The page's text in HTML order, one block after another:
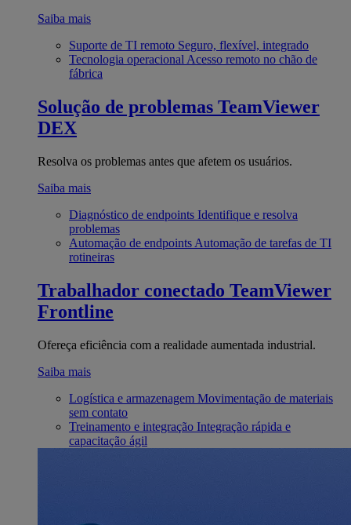
Saiba mais
Suporte de TI remoto Seguro, flexível, integrado
Tecnologia operacional Acesso remoto no chão de
fábrica
Solução de problemas TeamViewer
DEX
Resolva os problemas antes que afetem os usuários.
Saiba mais
Diagnóstico de endpoints Identifique e resolva
problemas
Automação de endpoints Automação de tarefas de TI
rotineiras
Trabalhador conectado TeamViewer
Frontline
Ofereça eficiência com a realidade aumentada industrial.
Saiba mais
Logística e armazenagem Movimentação de materiais
sem contato
Treinamento e integração Integração rápida e
capacitação ágil